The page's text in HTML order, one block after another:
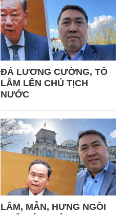
ĐÁ LƯƠNG CƯỜNG, TÔ
LÂM LÊN CHỦ TỊCH
NƯỚC
LÂM, MẪN, HƯNG NGỒI